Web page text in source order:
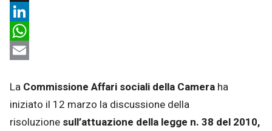
X
LinkedIn
WhatsApp
La Commissione Affari sociali della Camera ha
iniziato il 12 marzo la discussione della
risoluzione sull’attuazione della legge n. 38 del 2010,